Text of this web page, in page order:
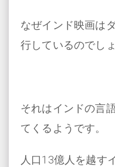
なぜインド映画は
行しているのでし
それはインドの言
てくるようです。
人口13億人を越す